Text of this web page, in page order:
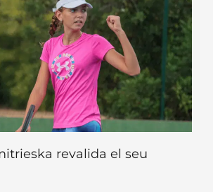
revalida el seu